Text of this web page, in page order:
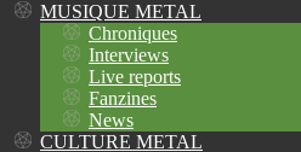
MUSIQUE METAL
Chroniques
Interviews
Live reports
Fanzines
News
CULTURE METAL